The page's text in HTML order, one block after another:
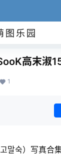
图乐园
高末淑
1
）写真